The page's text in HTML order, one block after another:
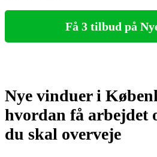
Få 3 tilbud på
Nye vinduer i
hvordan få arbejdet
du skal overveje